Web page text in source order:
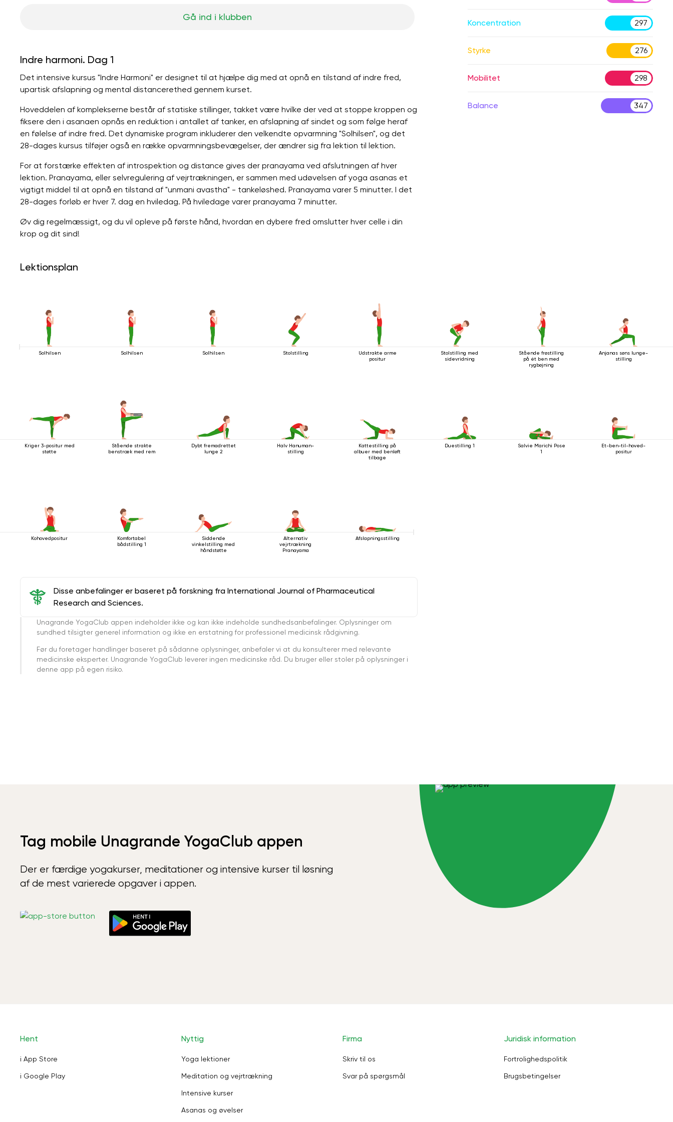
Gå ind i klubben
Indre harmoni. Dag 1
Det intensive kursus "Indre Harmoni" er designet til at hjælpe dig med at opnå en tilstand af indre fred,
upartisk afslapning og mental distancerethed gennem kurset.
Hoveddelen af ​​komplekserne består af statiske stillinger, takket være hvilke der ved at stoppe kroppen og
fiksere den i asanaen opnås en reduktion i antallet af tanker, en afslapning af sindet og som følge heraf
en følelse af indre fred. Det dynamiske program inkluderer den velkendte opvarmning "Solhilsen", og det
28-dages kursus tilføjer også en række opvarmningsbevægelser, der ændrer sig fra lektion til lektion.
For at forstærke effekten af ​​introspektion og distance gives der pranayama ved afslutningen af ​​hver
lektion. Pranayama, eller selvregulering af vejrtrækningen, er sammen med udøvelsen af ​​yoga asanas et
vigtigt middel til at opnå en tilstand af "unmani avastha" - tankeløshed. Pranayama varer 5 minutter. I det
28-dages forløb er hver 7. dag en hviledag. På hviledage varer pranayama 7 minutter.
Øv dig regelmæssigt, og du vil opleve på første hånd, hvordan en dybere fred omslutter hver celle i din
krop og dit sind!
Koncentration 297
Styrke 276
Mobilitet 298
Balance 347
Lektionsplan
Solhilsen Solhilsen Solhilsen Stolstilling
Udstrakte arme
positur
Stolstilling med
sidevridning
Stående frøstilling
på ét ben med
rygbøjning
Anjanas søns lunge-
stilling
Kriger 3-positur med
støtte
Stående strakte
benstræk med rem
Dybt fremadrettet
lunge 2
Halv Hanuman-
stilling
Kattestilling på
albuer med benløft
tilbage
Duestilling 1
Salvie Marichi Pose
1
Et-ben-til-hoved-
positur
Kohovedpositur
Komfortabel
bådstilling 1
Siddende
vinkelstilling med
håndstøtte
Alternativ
vejrtrækning
Pranayama
Afslapningsstilling
Disse anbefalinger er baseret på forskning fra International Journal of Pharmaceutical
Research and Sciences.
Unagrande YogaClub appen indeholder ikke og kan ikke indeholde sundhedsanbefalinger. Oplysninger om
sundhed tilsigter generel information og ikke en erstatning for professionel medicinsk rådgivning.
Før du foretager handlinger baseret på sådanne oplysninger, anbefaler vi at du konsulterer med relevante
medicinske eksperter. Unagrande YogaClub leverer ingen medicinske råd. Du bruger eller stoler på oplysninger i
denne app på egen risiko.
Tag mobile Unagrande YogaClub appen
Der er færdige yogakurser, meditationer og intensive kurser til løsning
af de mest varierede opgaver i appen.
Hent
i App Store
i Google Play
Nyttig
Yoga lektioner
Meditation og vejrtrækning
Intensive kurser
Asanas og øvelser
Firma
Skriv til os
Svar på spørgsmål
Juridisk information
Fortrolighedspolitik
Brugsbetingelser